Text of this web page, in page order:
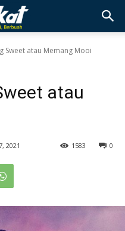
Sweet atau Memang Mooi
atau
2021 0
1583